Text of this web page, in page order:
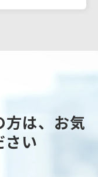
は、お気
さい